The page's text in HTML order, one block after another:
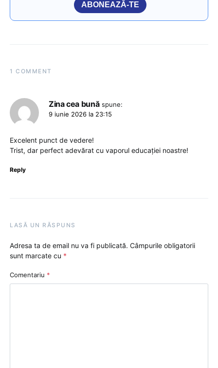
ABONEAZĂ-TE
1 COMMENT
Zina cea bună spune:
9 iunie 2026 la 23:15
Excelent punct de vedere!
Trist, dar perfect adevărat cu vaporul educației noastre!
Reply
LASĂ UN RĂSPUNS
Adresa ta de email nu va fi publicată. Câmpurile obligatorii
sunt marcate cu *
Comentariu *